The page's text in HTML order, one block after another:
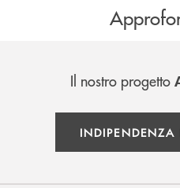
Il nostro progetto